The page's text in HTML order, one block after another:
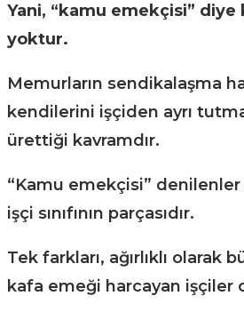
Yani, “kamu emekçisi” diye
yoktur.
Memurların sendikalaşma
kendilerini işçiden ayrı
ürettiği kavramdır.
“Kamu emekçisi” denilenler
işçi sınıfının parçasıdır.
Tek farkları, ağırlıklı olarak
kafa emeği harcayan işçiler